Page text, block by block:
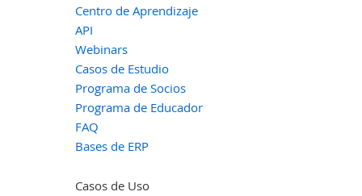
Centro de Aprendizaje
API
Webinars
Casos de Estudio
Programa de Socios
Programa de Educador
FAQ
Bases de ERP
Casos de Uso